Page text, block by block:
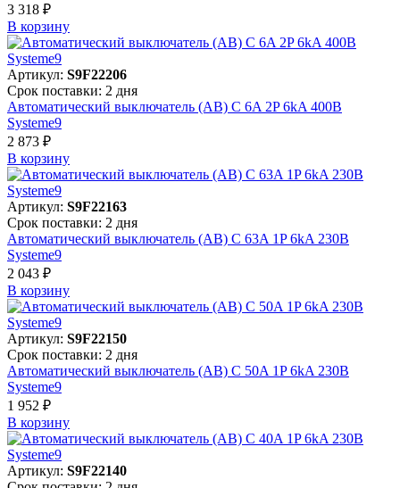
3 318 ₽
В корзинy
Артикул: S9F22206
Срок поставки: 2 дня
Автоматический выключатель (АВ) C 6A 2P 6kA 400В
Systeme9
2 873 ₽
В корзинy
Артикул: S9F22163
Срок поставки: 2 дня
Автоматический выключатель (АВ) C 63A 1P 6kA 230В
Systeme9
2 043 ₽
В корзинy
Артикул: S9F22150
Срок поставки: 2 дня
Автоматический выключатель (АВ) C 50A 1P 6kA 230В
Systeme9
1 952 ₽
В корзинy
Артикул: S9F22140